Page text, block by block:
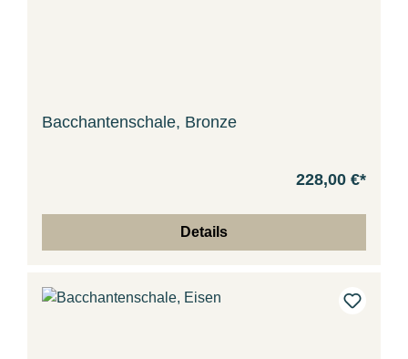
Bacchantenschale, Bronze
228,00 €*
Details